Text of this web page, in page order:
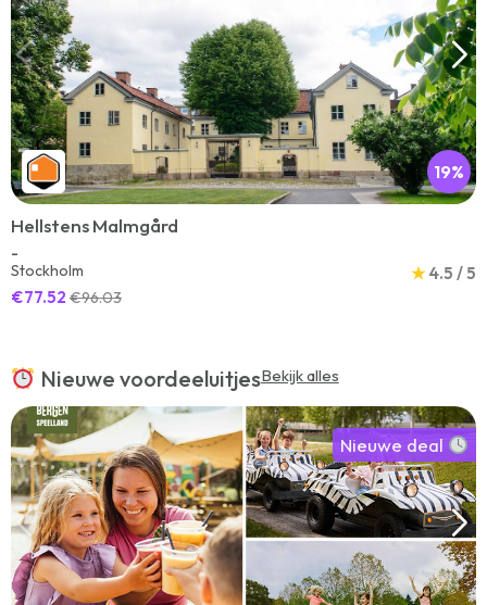
19%
Hellstens Malmgård
-
Stockholm
★ 4.5 / 5
€77.52 €96.03
Nieuwe voordeeluitjesBekijk alles
Nieuwe deal